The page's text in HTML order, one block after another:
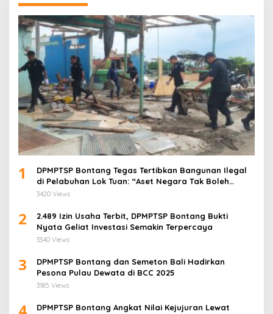
1
DPMPTSP Bontang Tegas Tertibkan Bangunan Ilegal
di Pelabuhan Lok Tuan: “Aset Negara Tak Boleh
Dikuasai!”
3420 Views
2
2.489 Izin Usaha Terbit, DPMPTSP Bontang Bukti
Nyata Geliat Investasi Semakin Terpercaya
3340 Views
3
DPMPTSP Bontang dan Semeton Bali Hadirkan
Pesona Pulau Dewata di BCC 2025
3185 Views
DPMPTSP Bontang Angkat Nilai Kejujuran Lewat